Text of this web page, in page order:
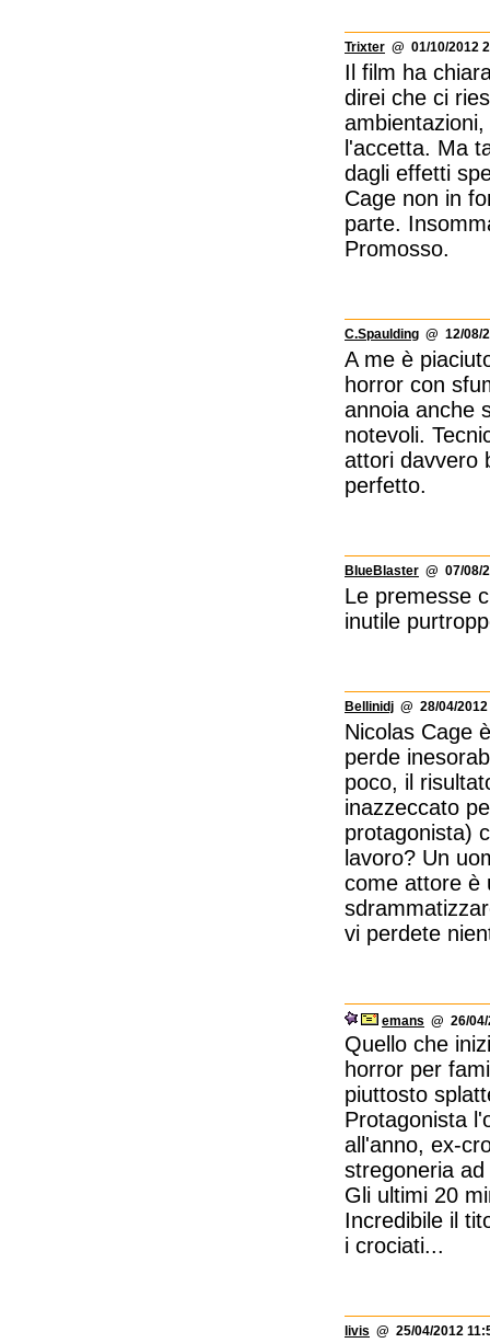
Trixter @ 01/10/2012
Il film ha
direi che ci
l'accetta. Ma
dagli effetti
Cage non in
parte.
Promosso.
C.Spaulding @ 12/08/
A me è
horror con
annoia anche
notevoli.
attori davvero
perfetto.
BlueBlaster @ 07/08/
Le premesse
inutile
Bellinidj @ 28/04/
Nicolas Cage
perde
poco, il
inazzeccato
protagonista)
lavoro? Un
come attore è
vi perdete
emans @ 26/
Quello che
horror per
piuttosto
Protagonista
all'anno, ex-
stregoneria
Gli ultimi 20
Incredibile il
i crociati...
livis @ 25/04/2012